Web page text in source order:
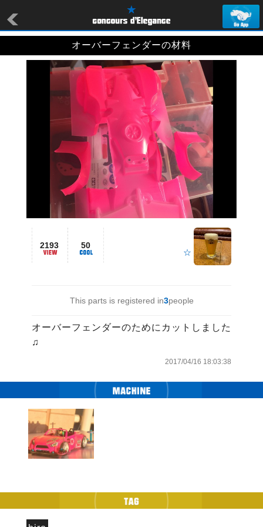
オーバーフェンダーの材料
2193 50
☆
This parts is registered in3people
オーバーフェンダーのためにカットしました
2017/04/16 18:03:38